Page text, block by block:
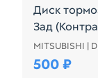
Диск
Зад
Диск
MITSUBISHI |
500 ₽